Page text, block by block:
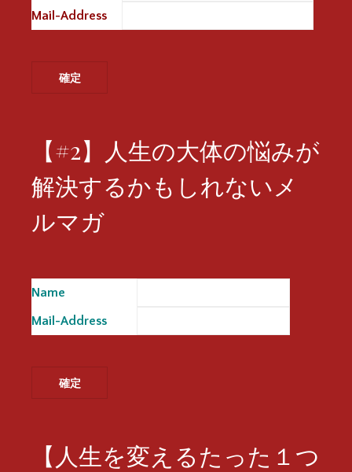
Mail-Address
【#2】人生の大体の悩みが
解決するかもしれないメ
ルマガ
Name
Mail-Address
【人生を変えるたった１つ